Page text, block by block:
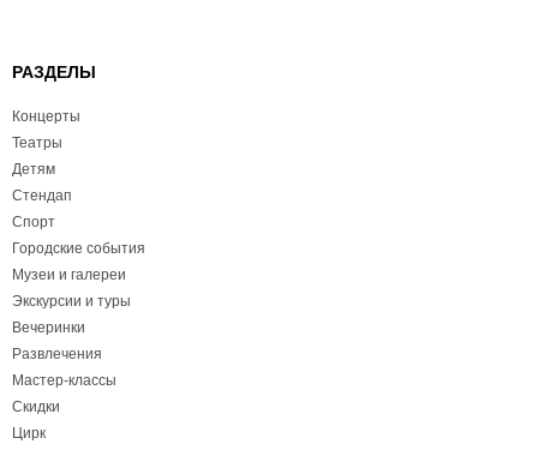
РАЗДЕЛЫ
Концерты
Театры
Детям
Стендап
Спорт
Городские события
Музеи и галереи
Экскурсии и туры
Вечеринки
Развлечения
Мастер-классы
Скидки
Цирк